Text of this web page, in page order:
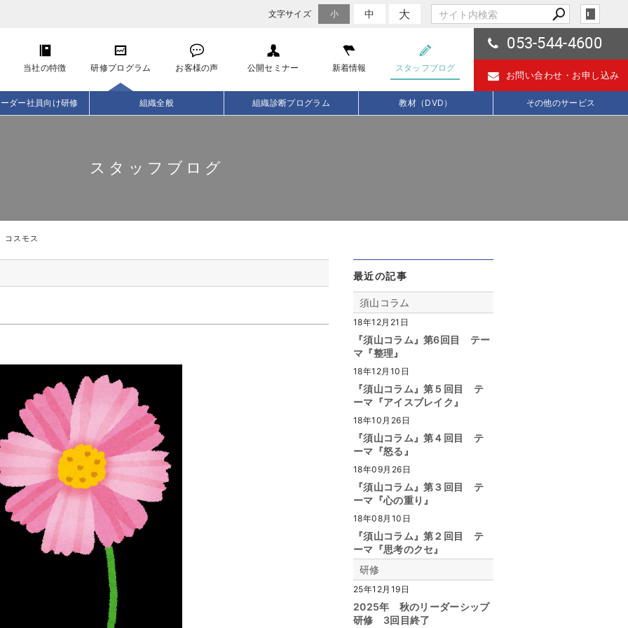
文字サイズ 小 中 大
当社の特徴 研修プログラム お客様の声 公開セミナー 新着情報 スタッフブログ
053-544-4600
お問い合わせ・ お申し込み
ダー社員向け研修 組織全般 組織診断プログラム 教材（DVD） その他のサービス
スタッフブログ
コスモス
最近の記事
須山コラム
18年12月21日
『須山コラム』第6回目 テー
マ『整理』
18年12月10日
『須山コラム』第５回目 テ
ーマ『アイスブレイク』
18年10月26日
『須山コラム』第４回目 テ
ーマ『怒る』
18年09月26日
『須山コラム』第３回目 テ
ーマ『心の重り』
18年08月10日
『須山コラム』第２回目 テ
ーマ『思考のクセ』
研修
25年12月19日
2025年 秋のリーダーシップ
研修 3回目終了